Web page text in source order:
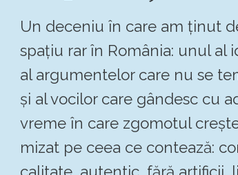
Un deceniu în care am ținut
spațiu rar în România: unul al
al argumentelor care nu se
și al vocilor care gândesc cu
vreme în care zgomotul
mizat pe ceea ce contează: